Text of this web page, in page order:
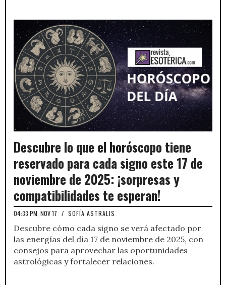
Descubre lo que el horóscopo tiene
reservado para cada signo este 17 de
noviembre de 2025: ¡sorpresas y
compatibilidades te esperan!
04:33 PM, NOV 17 / SOFÍA ASTRALIS
Descubre cómo cada signo se verá afectado por
las energías del día 17 de noviembre de 2025, con
consejos para aprovechar las oportunidades
astrológicas y fortalecer relaciones.